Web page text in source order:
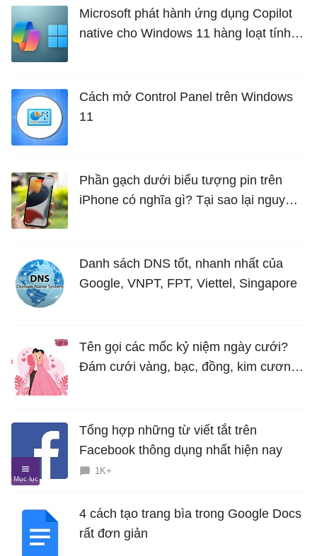
Microsoft phát hành ứng dụng Copilot
native cho Windows 11 hàng loạt tính
Cách mở Control Panel trên Windows
11
Phần gạch dưới biểu tượng pin trên
iPhone có nghĩa gì? Tại sao lại nguy
Danh sách DNS tốt, nhanh nhất của
Google, VNPT, FPT, Viettel, Singapore
Tên gọi các mốc kỷ niệm ngày cưới?
Đám cưới vàng, bạc, đồng, kim cương
Tổng hợp những từ viết tắt trên
Facebook thông dụng nhất hiện nay
1K+
4 cách tạo trang bìa trong Google Docs
rất đơn giản